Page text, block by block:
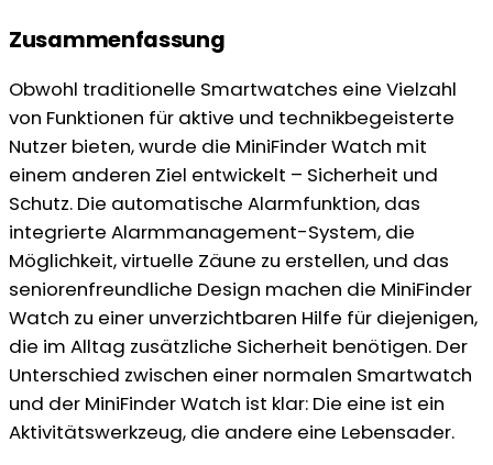
Zusammenfassung
Obwohl traditionelle Smartwatches eine Vielzahl
von Funktionen für aktive und technikbegeisterte
Nutzer bieten, wurde die MiniFinder Watch mit
einem anderen Ziel entwickelt – Sicherheit und
Schutz. Die automatische Alarmfunktion, das
integrierte Alarmmanagement-System, die
Möglichkeit, virtuelle Zäune zu erstellen, und das
seniorenfreundliche Design machen die MiniFinder
Watch zu einer unverzichtbaren Hilfe für diejenigen,
die im Alltag zusätzliche Sicherheit benötigen. Der
Unterschied zwischen einer normalen Smartwatch
und der MiniFinder Watch ist klar: Die eine ist ein
Aktivitätswerkzeug, die andere eine Lebensader.